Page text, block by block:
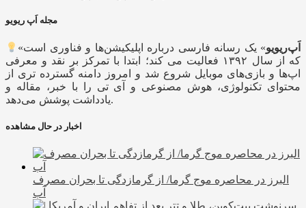
مجله اَپ ریویو
« اَپ‌ریویو» یک رسانه فارسی درباره اپلیکیشن‌ها و فناوری است
که از سال ۱۳۹۲ فعالیت می کند؛ ابتدا با تمرکز بر نقد و معرفی
اپ‌ها و بازی‌های موبایل شروع شد و امروز دامنه گسترده تری از
محتوای تکنولوژی، هوش مصنوعی و آی تی را با خبر، مقاله و
یادداشت پوشش می‌دهد.
اخبار در حال مشاهده
البرز در محاصره موج گرما/ از گرمازدگی تا بحران مصرف
آب